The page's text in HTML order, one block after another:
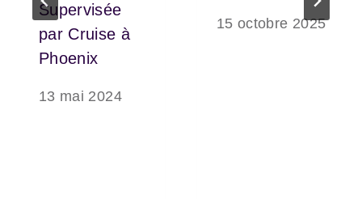
Supervisée
par Cruise à
Phoenix
13 mai 2024
15 octobre 2025